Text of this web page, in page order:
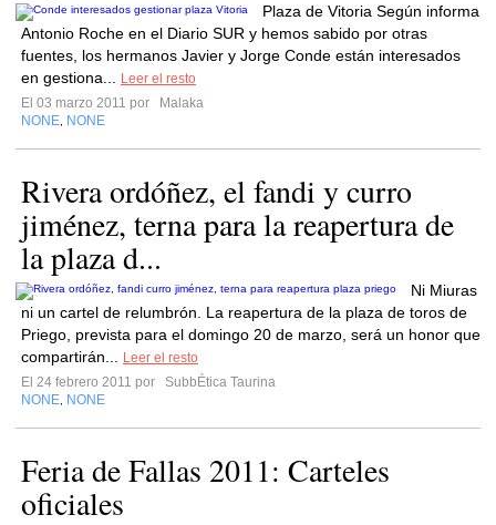
Plaza de Vitoria Según informa
Antonio Roche en el Diario SUR y hemos sabido por otras
fuentes, los hermanos Javier y Jorge Conde están interesados
en gestiona...
Leer el resto
El 03 marzo 2011 por
Malaka
NONE NONE
Rivera ordóñez, el fandi y curro
jiménez, terna para la reapertura de
la plaza d...
Ni Miuras
ni un cartel de relumbrón. La reapertura de la plaza de toros de
Priego, prevista para el domingo 20 de marzo, será un honor que
compartirán...
Leer el resto
El 24 febrero 2011 por
SubbÉtica Taurina
NONE NONE
Feria de Fallas 2011: Carteles
oficiales